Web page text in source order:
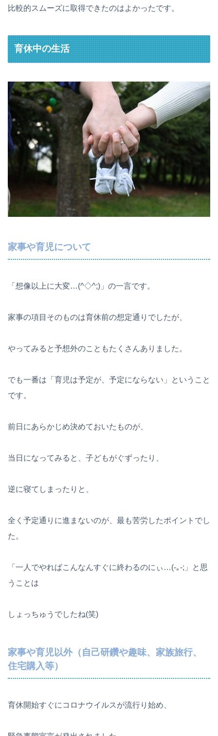
比較的スムーズに取得できたのはよかったです。
育休中の生活
家事や育児について
「想像以上に大変…(^◇^;)」の一言です。
家事の項目そのものは育休前の想定通りでしたが、
やってみると予想外のこともたくさんありました。
でも一番は「育児は予定が、予定にならない」ということ
です。
前日にあらかじめ決めておいたものが、
当日になってみると、子どもがぐずったり、
逆に寝てしまったりと、
全く予定通りに進まないのが、最も苦労したポイントでし
た。
「一人でやればこんなんすぐに終わるのにぃ…(-｡-;」と思
うことは
しょっちゅうでしたね(笑)
家事や育児以外（自己研鑽や趣味、家族旅行、
住宅購入等）
育休開始すぐにコロナウイルスが流行り始め、